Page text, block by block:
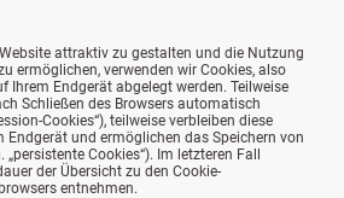
attraktiv zu gestalten und die Nutzung
ermöglichen, verwenden wir Cookies, also
Ihrem Endgerät abgelegt werden. Teilweise
Schließen des Browsers automatisch
Cookies“), teilweise verbleiben diese
Endgerät und ermöglichen das Speichern von
Cookies“). Im letzteren Fall
der Übersicht zu den Cookie-
entnehmen.